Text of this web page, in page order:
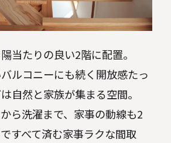
当たりの良い2階に配置。
ルコニーにも続く開放感たっ
自然と家族が集まる空間。
ら洗濯まで、家事の動線も2
すべて済む家事ラクな間取